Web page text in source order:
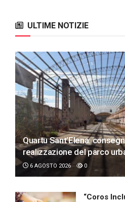
ULTIME NOTIZIE
Quartu Sant’Elena:
realizzazione del parco
6 AGOSTO 2026 0
“Coros